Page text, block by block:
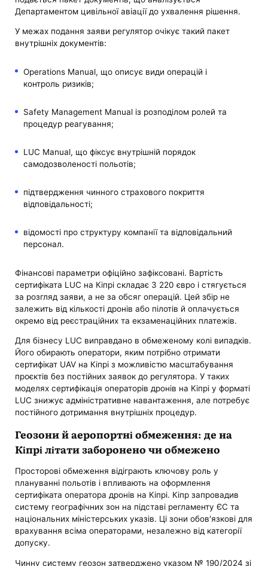
Департаментом цивільної авіації до ухвалення рішення.
У межах подання заяви регулятор очікує такий пакет
внутрішніх документів:
Operations Manual, що описує види операцій і
контроль ризиків;
Safety Management Manual із розподілом ролей та
процедур реагування;
LUC Manual, що фіксує внутрішній порядок
самодозволеності польотів;
підтвердження чинного страхового покриття
відповідальності;
відомості про структуру компанії та відповідальний
персонал.
Фінансові параметри офіційно зафіксовані. Вартість
сертифіката LUC на Кіпрі складає 3 220 євро і стягується
за розгляд заяви, а не за обсяг операцій. Цей збір не
залежить від кількості дронів або пілотів й оплачується
окремо від реєстраційних та екзаменаційних платежів.
Для бізнесу LUC виправдано в обмеженому колі випадків.
Його обирають оператори, яким потрібно отримати
сертифікат UAV на Кіпрі з можливістю масштабування
проєктів без постійних заявок до регулятора. У таких
моделях сертифікація операторів дронів на Кіпрі у форматі
LUC знижує адміністративне навантаження, але потребує
постійного дотримання внутрішніх процедур.
Геозони й аеропортні обмеження: де на
Кіпрі літати заборонено чи обмежено
Просторові обмеження відіграють ключову роль у
плануванні польотів і впливають на оформлення
сертифіката оператора дронів на Кіпрі. Кіпр запровадив
систему географічних зон на підставі регламенту ЄС та
національних міністерських указів. Ці зони обов'язкові для
врахування всіма операторами, незалежно від категорії
допуску.
Чинну систему геозон затверджено указом № 190/2024 зі